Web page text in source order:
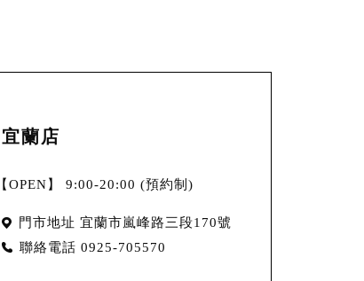
宜蘭店
【OPEN】 9:00-20:00 (預約制)
門市地址 宜蘭市嵐峰路三段170號
聯絡電話 0925-705570